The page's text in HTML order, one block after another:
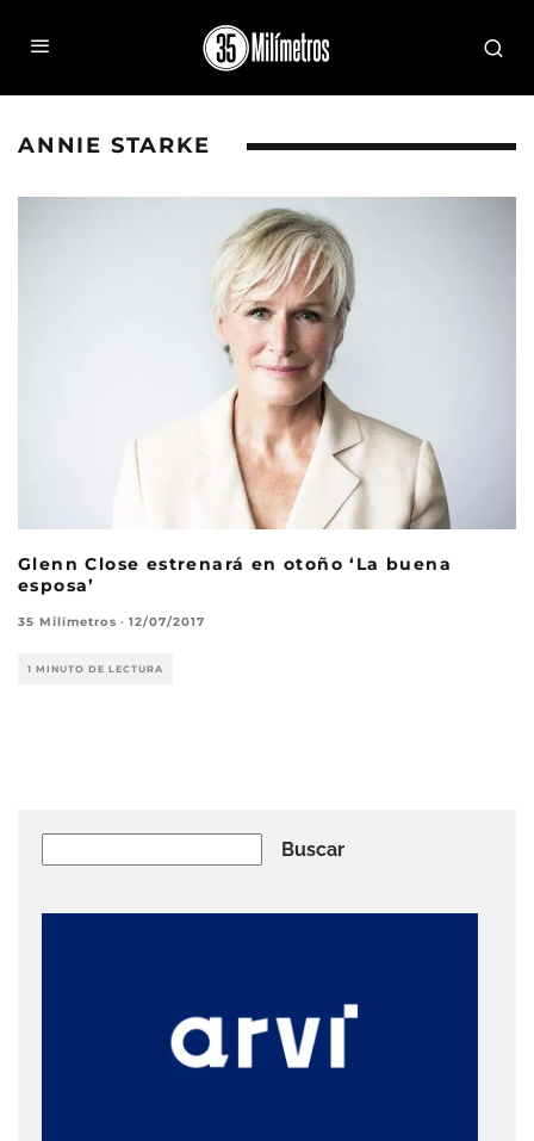
ANNIE STARKE
Glenn Close estrenará en otoño ‘La buena
esposa’
35 Milímetros · 12/07/2017
1 MINUTO DE LECTURA
Buscar